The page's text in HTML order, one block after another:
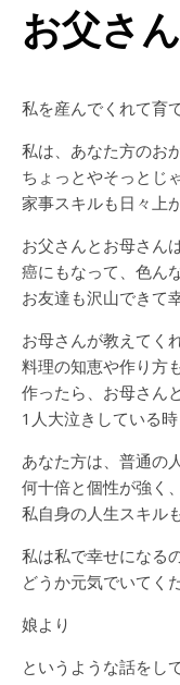
お父さ
私を産んでくれて育
私は、あなた方のお
ちょっとやそっとじ
家事スキルも日々上
お父さんとお母さん
癌にもなって、色ん
お友達も沢山できて
お母さんが教えてく
料理の知恵や作り方
作ったら、お母さん
1人大泣きしている時
あなた方は、普通の
何十倍と個性が強く
私自身の人生スキル
私は私で幸せになる
どうか元気でいてく
娘より
というような話をし